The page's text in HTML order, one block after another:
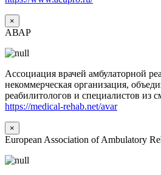
×
АВАР
Ассоциация врачей амбулаторной
некоммерческая организация,
реабилитологов и специалистов из
https://medical-rehab.net/avar
×
European Association of Ambulatory